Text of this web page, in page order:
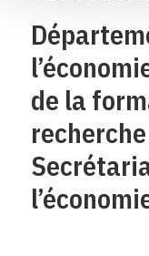
de la
recherche